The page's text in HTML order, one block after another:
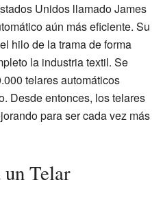
Unidos llamado James
aún más eficiente. Su
hilo de la trama de forma
la industria textil. Se
telares automáticos
Desde entonces, los telares
para ser cada vez más
un Telar